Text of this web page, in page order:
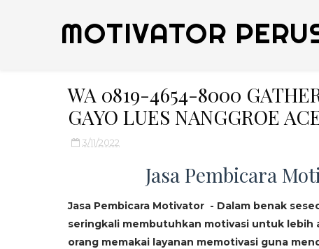
MOTIVATOR
WA 0819-4654-8000
GAYO LUES NANGGROE
3/11/2022
Jasa Pembicara
Jasa Pembicara Motivator - Dalam benak
seringkali membutuhkan motivasi untuk
orang memakai layanan memotivasi guna